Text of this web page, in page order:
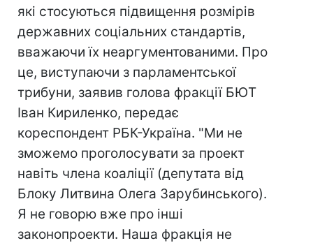
які стосуються підвищення розмірів
державних соціальних стандартів,
вважаючи їх неаргументованими. Про
це, виступаючи з парламентської
трибуни, заявив голова фракції БЮТ
Іван Кириленко, передає
кореспондент РБК-Україна. "Ми не
зможемо проголосувати за проект
навіть члена коаліції (депутата від
Блоку Литвина Олега Зарубинського).
Я не говорю вже про інші
законопроекти. Наша фракція не